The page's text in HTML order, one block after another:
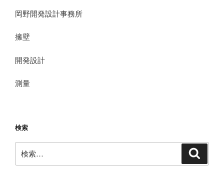
岡野開発設計事務所
擁壁
開発設計
測量
検索
索: